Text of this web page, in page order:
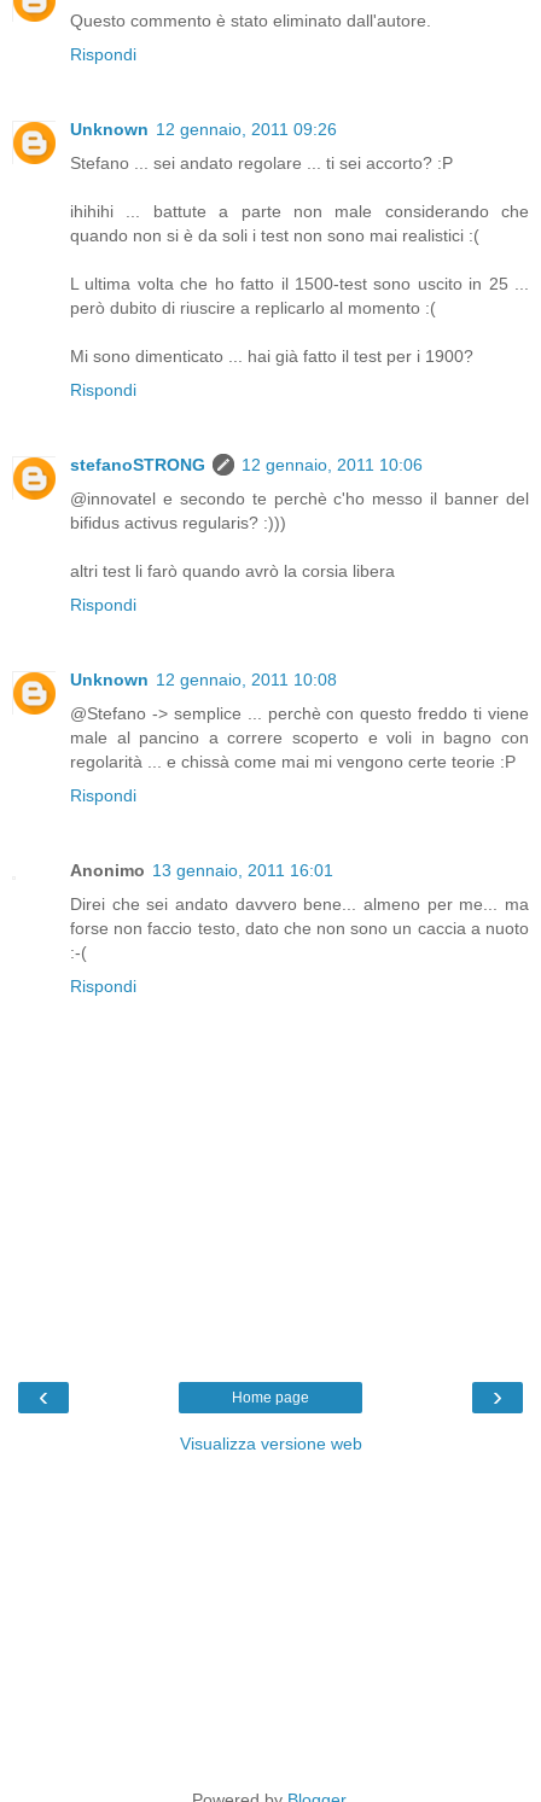
Questo commento è stato eliminato dall'autore.
Rispondi
Unknown 12 gennaio, 2011 09:26
Stefano ... sei andato regolare ... ti sei accorto? :P
ihihihi ... battute a parte non male considerando che
quando non si è da soli i test non sono mai realistici :(
L ultima volta che ho fatto il 1500-test sono uscito in 25 ...
però dubito di riuscire a replicarlo al momento :(
Mi sono dimenticato ... hai già fatto il test per i 1900?
Rispondi
stefanoSTRONG
12 gennaio, 2011 10:06
@innovatel e secondo te perchè c'ho messo il banner del
bifidus activus regularis? :)))
altri test li farò quando avrò la corsia libera
Rispondi
Unknown 12 gennaio, 2011 10:08
@Stefano -> semplice ... perchè con questo freddo ti viene
male al pancino a correre scoperto e voli in bagno con
regolarità ... e chissà come mai mi vengono certe teorie :P
Rispondi
Anonimo 13 gennaio, 2011 16:01
Direi che sei andato davvero bene... almeno per me... ma
forse non faccio testo, dato che non sono un caccia a nuoto
:-(
Rispondi
‹ ›
Home page
Visualizza versione web